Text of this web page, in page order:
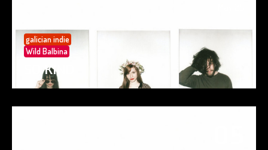
galician indie
Wild Balbina
SO KIND